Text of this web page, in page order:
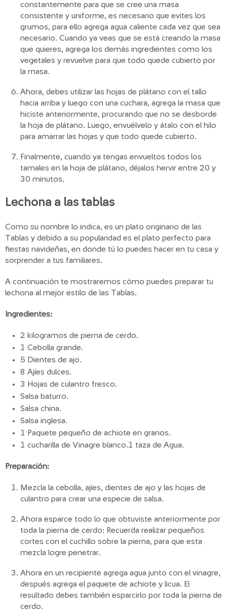
constantemente para que se cree una masa
consistente y uniforme, es necesario que evites los
grumos, para ello agrega agua caliente cada vez que sea
necesario. Cuando ya veas que se está creando la masa
que quieres, agrega los demás ingredientes como los
vegetales y revuelve para que todo quede cubierto por
la masa.
Ahora, debes utilizar las hojas de plátano con el tallo
hacia arriba y luego con una cuchara, agrega la masa que
hiciste anteriormente, procurando que no se desborde
la hoja de plátano. Luego, envuélvelo y átalo con el hilo
para amarrar las hojas y que todo quede cubierto.
Finalmente, cuando ya tengas envueltos todos los
tamales en la hoja de plátano, déjalos hervir entre 20 y
30 minutos.
Lechona a las tablas
Como su nombre lo indica, es un plato originario de las
Tablas y debido a su popularidad es el plato perfecto para
fiestas navideñas, en donde tú lo puedes hacer en tu casa y
sorprender a tus familiares.
A continuación te mostraremos cómo puedes preparar tu
lechona al mejor estilo de las Tablas.
Ingredientes:
2 kilogramos de pierna de cerdo.
1 Cebolla grande.
5 Dientes de ajo.
8 Ajíes dulces.
3 Hojas de culantro fresco.
Salsa baturro.
Salsa china.
Salsa inglesa.
1 Paquete pequeño de achiote en granos.
1 cucharilla de Vinagre blanco.1 taza de Agua.
Preparación:
Mezcla la cebolla, ajíes, dientes de ajo y las hojas de
culantro para crear una especie de salsa.
Ahora esparce todo lo que obtuviste anteriormente por
toda la pierna de cerdo: Recuerda realizar pequeños
cortes con el cuchillo sobre la pierna, para que esta
mezcla logre penetrar.
Ahora en un recipiente agrega agua junto con el vinagre,
después agrega el paquete de achiote y licua. El
resultado debes también esparcirlo por toda la pierna de
cerdo.